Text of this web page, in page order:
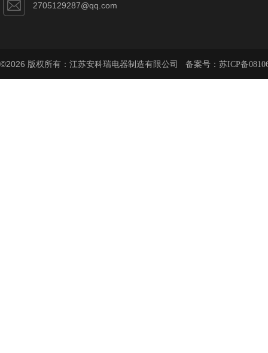
2705129287@qq.com
©2026 版权所有：江苏安科瑞电器制造有限公司 备案号： 苏ICP备